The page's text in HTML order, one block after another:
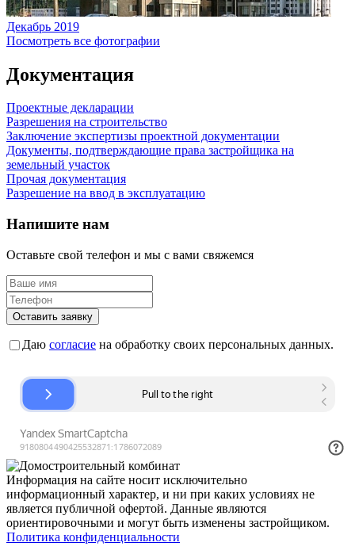
Декабрь 2019
Посмотреть все фотографии
Документация
Проектные декларации
Разрешения на строительство
Заключение экспертизы проектной документации
Документы, подтверждающие права застройщика на
земельный участок
Прочая документация
Разрешение на ввод в эксплуатацию
Напишите нам
Оставьте свой телефон и мы с вами свяжемся
Оставить заявку
Даю согласие на обработку своих персональных данных.
Информация на сайте носит исключительно
информационный характер, и ни при каких условиях не
является публичной офертой. Данные являются
ориентировочными и могут быть изменены застройщиком.
Политика конфиденциальности